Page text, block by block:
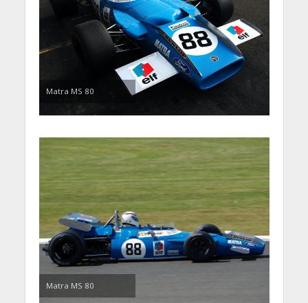
Matra MS 80
Matra MS 80